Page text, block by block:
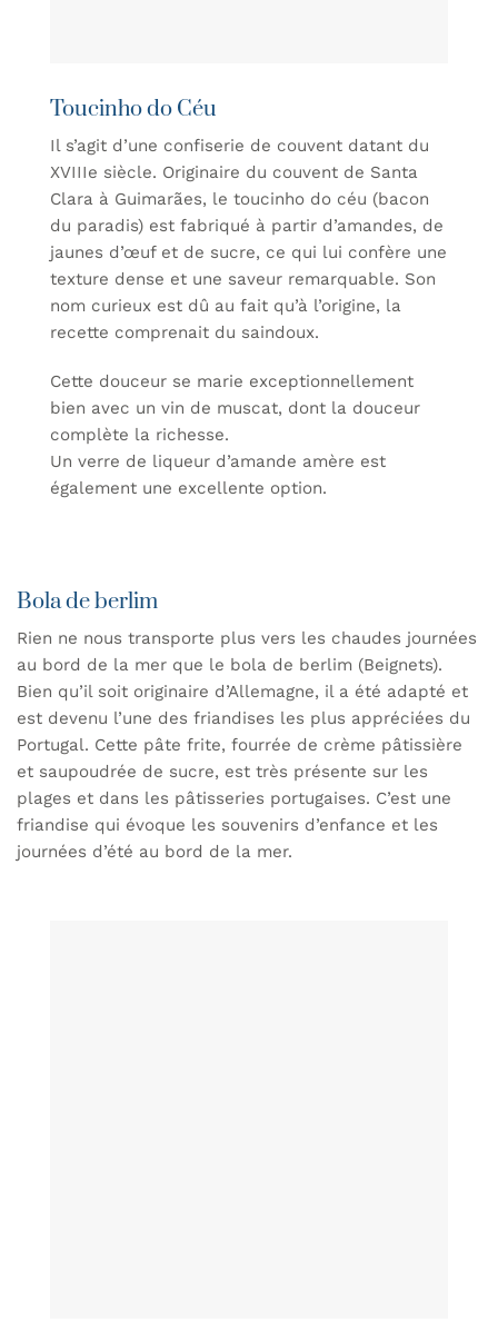
Toucinho do Céu
Il s’agit d’une confiserie de couvent datant du
XVIIIe siècle. Originaire du couvent de Santa
Clara à Guimarães, le toucinho do céu (bacon
du paradis) est fabriqué à partir d’amandes, de
jaunes d’œuf et de sucre, ce qui lui confère une
texture dense et une saveur remarquable. Son
nom curieux est dû au fait qu’à l’origine, la
recette comprenait du saindoux.
Cette douceur se marie exceptionnellement
bien avec un vin de muscat, dont la douceur
complète la richesse.
Un verre de liqueur d’amande amère est
également une excellente option.
Bola de berlim
Rien ne nous transporte plus vers les chaudes journées
au bord de la mer que le bola de berlim (Beignets).
Bien qu’il soit originaire d’Allemagne, il a été adapté et
est devenu l’une des friandises les plus appréciées du
Portugal. Cette pâte frite, fourrée de crème pâtissière
et saupoudrée de sucre, est très présente sur les
plages et dans les pâtisseries portugaises. C’est une
friandise qui évoque les souvenirs d’enfance et les
journées d’été au bord de la mer.